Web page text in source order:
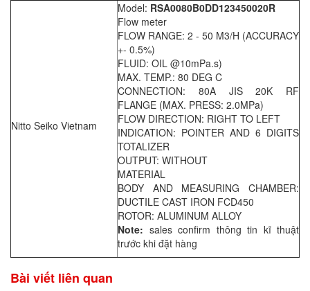
Nitto Seiko Vietnam
Model: RSA0080B0DD123450020R
Flow meter
FLOW RANGE: 2 - 50 M3/H (ACCURACY
+- 0.5%)
FLUID: OIL @10mPa.s)
MAX. TEMP.: 80 DEG C
CONNECTION: 80A JIS 20K RF
FLANGE (MAX. PRESS: 2.0MPa)
FLOW DIRECTION: RIGHT TO LEFT
INDICATION: POINTER AND 6 DIGITS
TOTALIZER
OUTPUT: WITHOUT
MATERIAL
BODY AND MEASURING CHAMBER:
DUCTILE CAST IRON FCD450
ROTOR: ALUMINUM ALLOY
Note: sales confirm thông tin kĩ thuật
trước khi đặt hàng
Bài viết liên quan